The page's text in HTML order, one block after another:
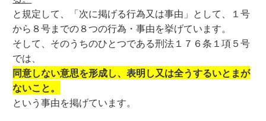
と規定して、「次に掲げる行為又は事由」として、１号
から８号までの８つの行為・事由を挙げています。
そして、そのうちのひとつである刑法１７６条１項５号
では、
同意しない意思を形成し、表明し又は全うするいとまが
ないこと。
という事由を掲げています。